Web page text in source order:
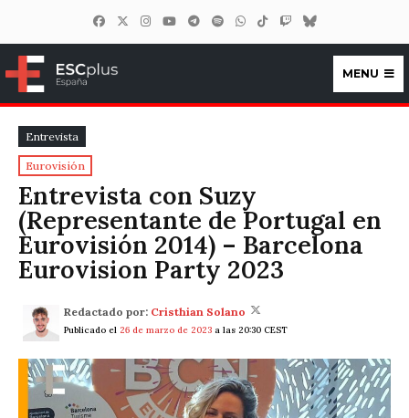
ESCplus España
MENU
Entrevista
Eurovisión
Entrevista con Suzy
(Representante de Portugal en
Eurovisión 2014) – Barcelona
Eurovision Party 2023
Redactado por: Cristhian Solano
Publicado el 26 de marzo de 2023 a las 20:30 CEST